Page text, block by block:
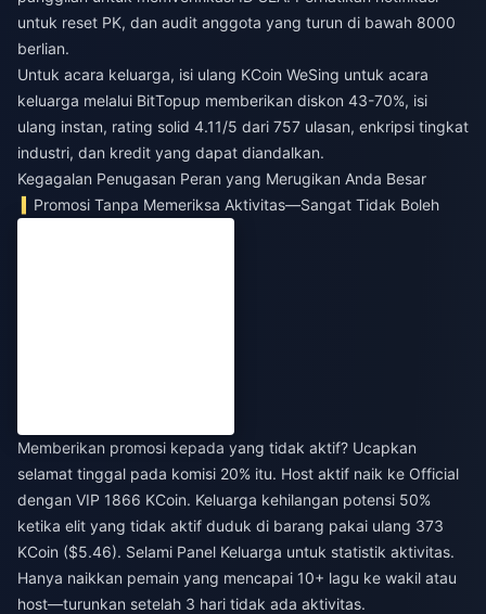
untuk reset PK, dan audit anggota yang turun di bawah 8000
berlian.
Untuk acara keluarga, isi ulang KCoin WeSing untuk acara
keluarga melalui BitTopup memberikan diskon 43-70%, isi
ulang instan, rating solid 4.11/5 dari 757 ulasan, enkripsi tingkat
industri, dan kredit yang dapat diandalkan.
Kegagalan Penugasan Peran yang Merugikan Anda Besar
Promosi Tanpa Memeriksa Aktivitas—Sangat Tidak Boleh
Memberikan promosi kepada yang tidak aktif? Ucapkan
selamat tinggal pada komisi 20% itu. Host aktif naik ke Official
dengan VIP 1866 KCoin. Keluarga kehilangan potensi 50%
ketika elit yang tidak aktif duduk di barang pakai ulang 373
KCoin ($5.46). Selami Panel Keluarga untuk statistik aktivitas.
Hanya naikkan pemain yang mencapai 10+ lagu ke wakil atau
host—turunkan setelah 3 hari tidak ada aktivitas.